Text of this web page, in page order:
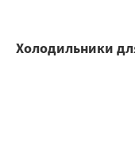
Холодильники